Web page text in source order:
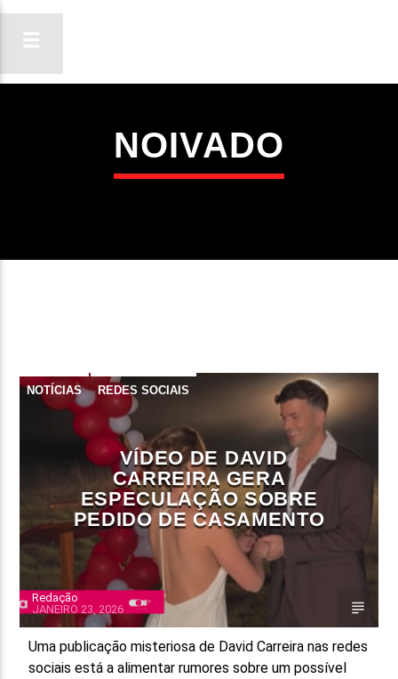
ON FM
LIGA-TE
FAIXA ATUAL
TÍTULO
NOIVADO
NOTÍCIAS REDES SOCIAIS
VÍDEO DE DAVID
CARREIRA GERA
ESPECULAÇÃO SOBRE
PEDIDO DE CASAMENTO
Redação
JANEIRO 23, 2026
Uma publicação misteriosa de David Carreira nas redes
sociais está a alimentar rumores sobre um possível